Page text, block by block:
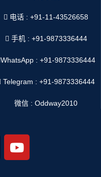
电话 : +91-11-43526658
手机 : +91-9873336444
WhatsApp :+91-9873336444
Telegram : +91-9873336444
微信 : Oddway2010